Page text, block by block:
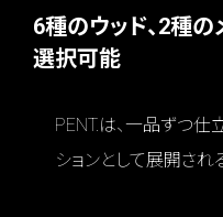
6種のウッド、2種
選択可能
PENT.は、一品ずつ仕
ションとして展開され